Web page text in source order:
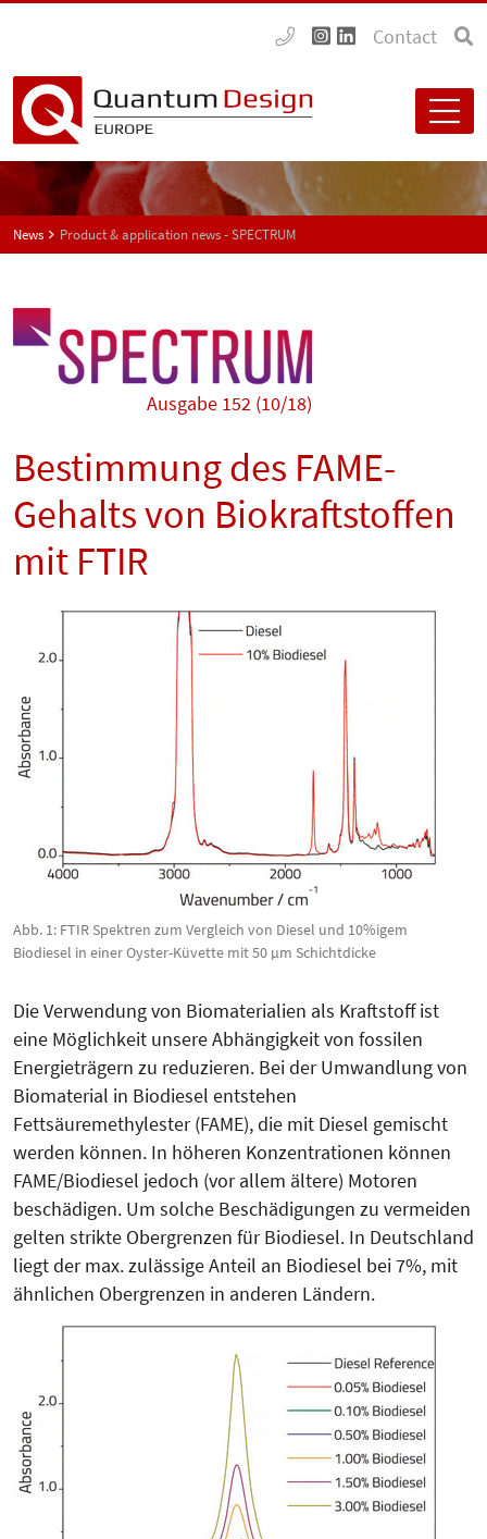
Contact
News Product & application news - SPECTRUM
Ausgabe 152 (10/18)
Bestimmung des FAME-
Gehalts von Biokraftstoffen
mit FTIR
Abb. 1: FTIR Spektren zum Vergleich von Diesel und 10%igem
Biodiesel in einer Oyster-Küvette mit 50 µm Schichtdicke
Die Verwendung von Biomaterialien als Kraftstoff ist
eine Möglichkeit un­sere Abhängigkeit von fossilen
Energieträgern zu reduzieren. Bei der Umwandlung von
Biomaterial in Biodiesel entstehen
Fettsäuremethylester (FAME), die mit Diesel gemischt
werden können. In höheren Konzentrationen können
FAME/Biodiesel jedoch (vor allem ältere) Motoren
beschädigen. Um solche Beschädigungen zu vermeiden
gelten strikte Obergrenzen für Biodiesel. In Deutschland
liegt der max. zulässige Anteil an Biodiesel bei 7%, mit
ähnlichen Obergrenzen in anderen Ländern.